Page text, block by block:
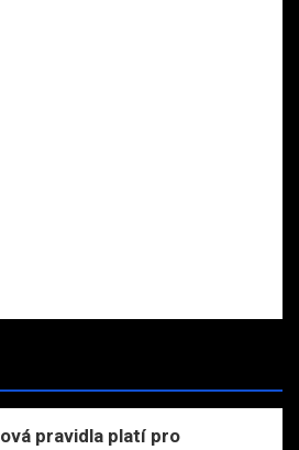
pravidla platí pro